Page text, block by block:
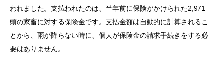
われました。支払われたのは、半年前に保険がかけられた2,971
頭の家畜に対する保険金です。支払金額は自動的に計算されるこ
とから、雨が降らない時に、個人が保険金の請求手続きをする必
要はありません。